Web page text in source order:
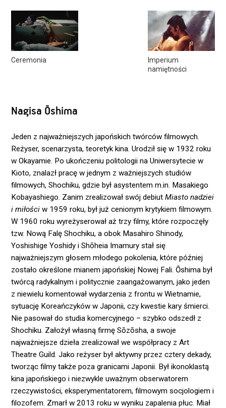
Ceremonia
Imperium
namiętności
Nagisa Ōshima
Jeden z najważniejszych japońskich twórców filmowych.
Reżyser, scenarzysta, teoretyk kina. Urodził się w 1932 roku
w Okayamie. Po ukończeniu politologii na Uniwersytecie w
Kioto, znalazł pracę w jednym z ważniejszych studiów
filmowych, Shochiku, gdzie był asystentem m.in. Masakiego
Kobayashiego. Zanim zrealizował swój debiutMiasto nadziei
i miłościw 1959 roku, był już cenionym krytykiem filmowym.
W 1960 roku wyreżyserował aż trzy filmy, które rozpoczęły
tzw. Nową Falę Shochiku, a obok Masahiro Shinody,
Yoshishige Yoshidy i Shōheia Imamury stał się
najważniejszym głosem młodego pokolenia, które później
zostało określone mianem japońskiej Nowej Fali. Ōshima był
twórcą radykalnym i politycznie zaangażowanym, jako jeden
z niewielu komentował wydarzenia z frontu w Wietnamie,
sytuację Koreańczyków w Japonii, czy kwestie kary śmierci.
Nie pasował do studia komercyjnego – szybko odszedł z
Shochiku. Założył własną firmę Sōzōsha, a swoje
najważniejsze dzieła zrealizował we współpracy z Art
Theatre Guild. Jako reżyser był aktywny przez cztery dekady,
tworząc filmy także poza granicami Japonii. Był ikonoklastą
kina japońskiego i niezwykle uważnym obserwatorem
rzeczywistości, eksperymentatorem, filmowym socjologiem i
filozofem. Zmarł w 2013 roku w wyniku zapalenia płuc. Miał